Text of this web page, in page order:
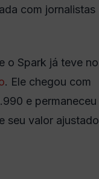
com jornalistas
o Spark já teve no
. Ele chegou com
e permaneceu
seu valor ajustado